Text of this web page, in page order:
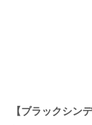
【ブラックシン